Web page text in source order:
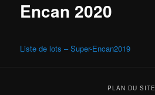
Encan 2020
Liste de lots – Super-Encan2019
PLAN DU SITE